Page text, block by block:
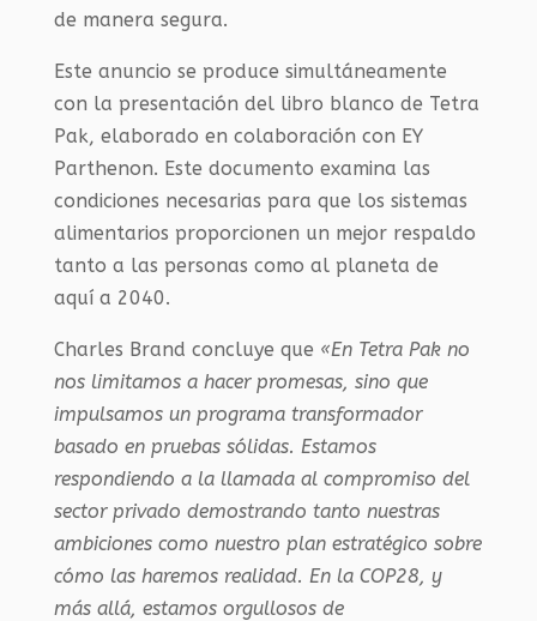
de manera segura.
Este anuncio se produce simultáneamente
con la presentación del libro blanco de Tetra
Pak, elaborado en colaboración con EY
Parthenon. Este documento examina las
condiciones necesarias para que los sistemas
alimentarios proporcionen un mejor respaldo
tanto a las personas como al planeta de
aquí a 2040.
Charles Brand concluye que «En Tetra Pak no
nos limitamos a hacer promesas, sino que
impulsamos un programa transformador
basado en pruebas sólidas. Estamos
respondiendo a la llamada al compromiso del
sector privado demostrando tanto nuestras
ambiciones como nuestro plan estratégico sobre
cómo las haremos realidad. En la COP28, y
más allá, estamos orgullosos de